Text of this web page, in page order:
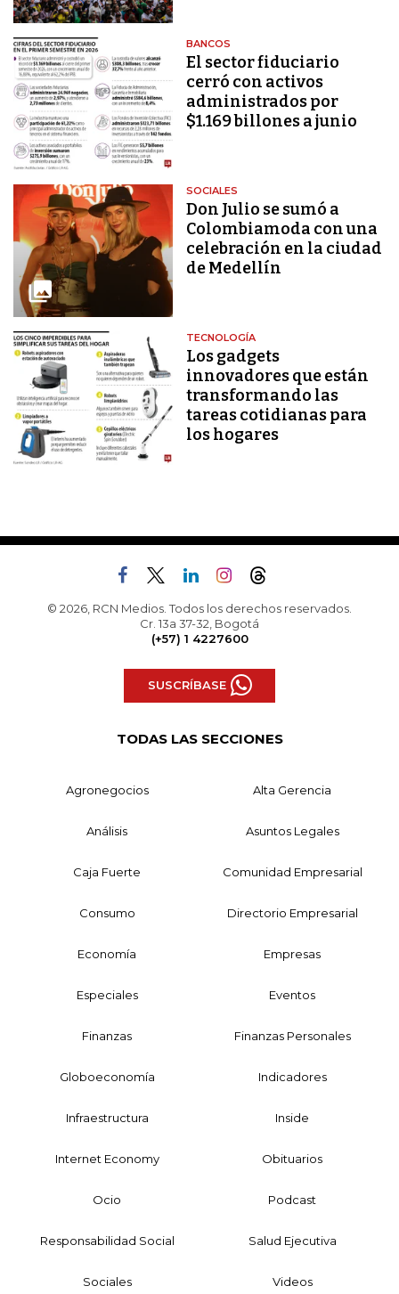
BANCOS
El sector fiduciario
cerró con activos
administrados por
$1.169 billones a junio
SOCIALES
Don Julio se sumó a
Colombiamoda con una
celebración en la ciudad
de Medellín
TECNOLOGÍA
Los gadgets
innovadores que están
transformando las
tareas cotidianas para
los hogares
© 2026, RCN Medios. Todos los derechos reservados.
Cr. 13a 37-32, Bogotá
(+57) 1 4227600
SUSCRÍBASE
TODAS LAS SECCIONES
Agronegocios Alta Gerencia
Análisis Asuntos Legales
Caja Fuerte Comunidad Empresarial
Consumo Directorio Empresarial
Economía Empresas
Especiales Eventos
Finanzas Finanzas Personales
Globoeconomía Indicadores
Infraestructura Inside
Internet Economy Obituarios
Ocio Podcast
Responsabilidad Social Salud Ejecutiva
Sociales Videos